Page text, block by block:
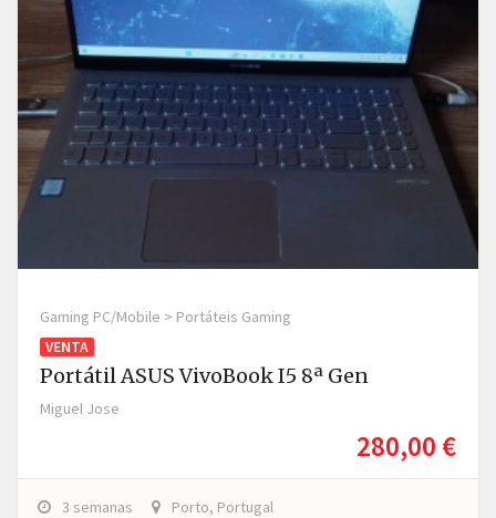
Gaming PC/Mobile > Portáteis Gaming
VENTA
Portátil ASUS VivoBook I5 8ª Gen
Miguel Jose
280,00 €
3 semanas Porto, Portugal